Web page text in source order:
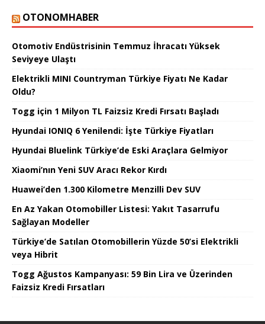
OTONOMHABER
Otomotiv Endüstrisinin Temmuz İhracatı Yüksek
Seviyeye Ulaştı
Elektrikli MINI Countryman Türkiye Fiyatı Ne Kadar
Oldu?
Togg için 1 Milyon TL Faizsiz Kredi Fırsatı Başladı
Hyundai IONIQ 6 Yenilendi: İşte Türkiye Fiyatları
Hyundai Bluelink Türkiye’de Eski Araçlara Gelmiyor
Xiaomi’nın Yeni SUV Aracı Rekor Kırdı
Huawei’den 1.300 Kilometre Menzilli Dev SUV
En Az Yakan Otomobiller Listesi: Yakıt Tasarrufu
Sağlayan Modeller
Türkiye’de Satılan Otomobillerin Yüzde 50’si Elektrikli
veya Hibrit
Togg Ağustos Kampanyası: 59 Bin Lira ve Üzerinden
Faizsiz Kredi Fırsatları